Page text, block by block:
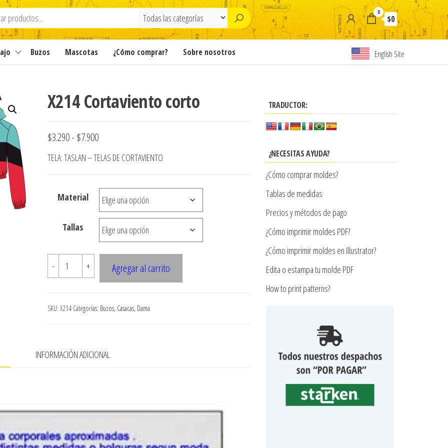
0
$0
Buzos Mascotas ¿Cómo comprar? Sobre nosotros English Site
X214 Cortaviento corto
$3.290- $7.900Rango
de
desde
$3.290
hasta
$7.900
TELA: TASLAN – TELAS DE CORTAVIENTO
Material
Tallas
-
X214
Cortaviento
cantidad
+ Agregar al carrito
SKU: X214 Categorías: Buzos, Casacas, Dama
INFORMACIÓN ADICIONAL
TRADUCTOR:
¿NECESITAS AYUDA?
¿Cómo comprar moldes?
Tablas de medidas
Precios y métodos de pago
¿Cómo imprimir moldes PDF?
¿Cómo imprimir moldes en Illustrator?
Edita o estampa tu molde PDF
How to print patterns?